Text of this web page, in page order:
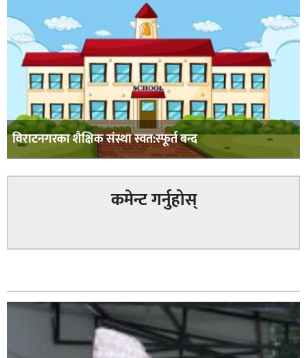
विराटनगरका शैक्षिक संस्था स्वत:स्फूर्त बन्द
कमेन्ट गर्नुहोस्